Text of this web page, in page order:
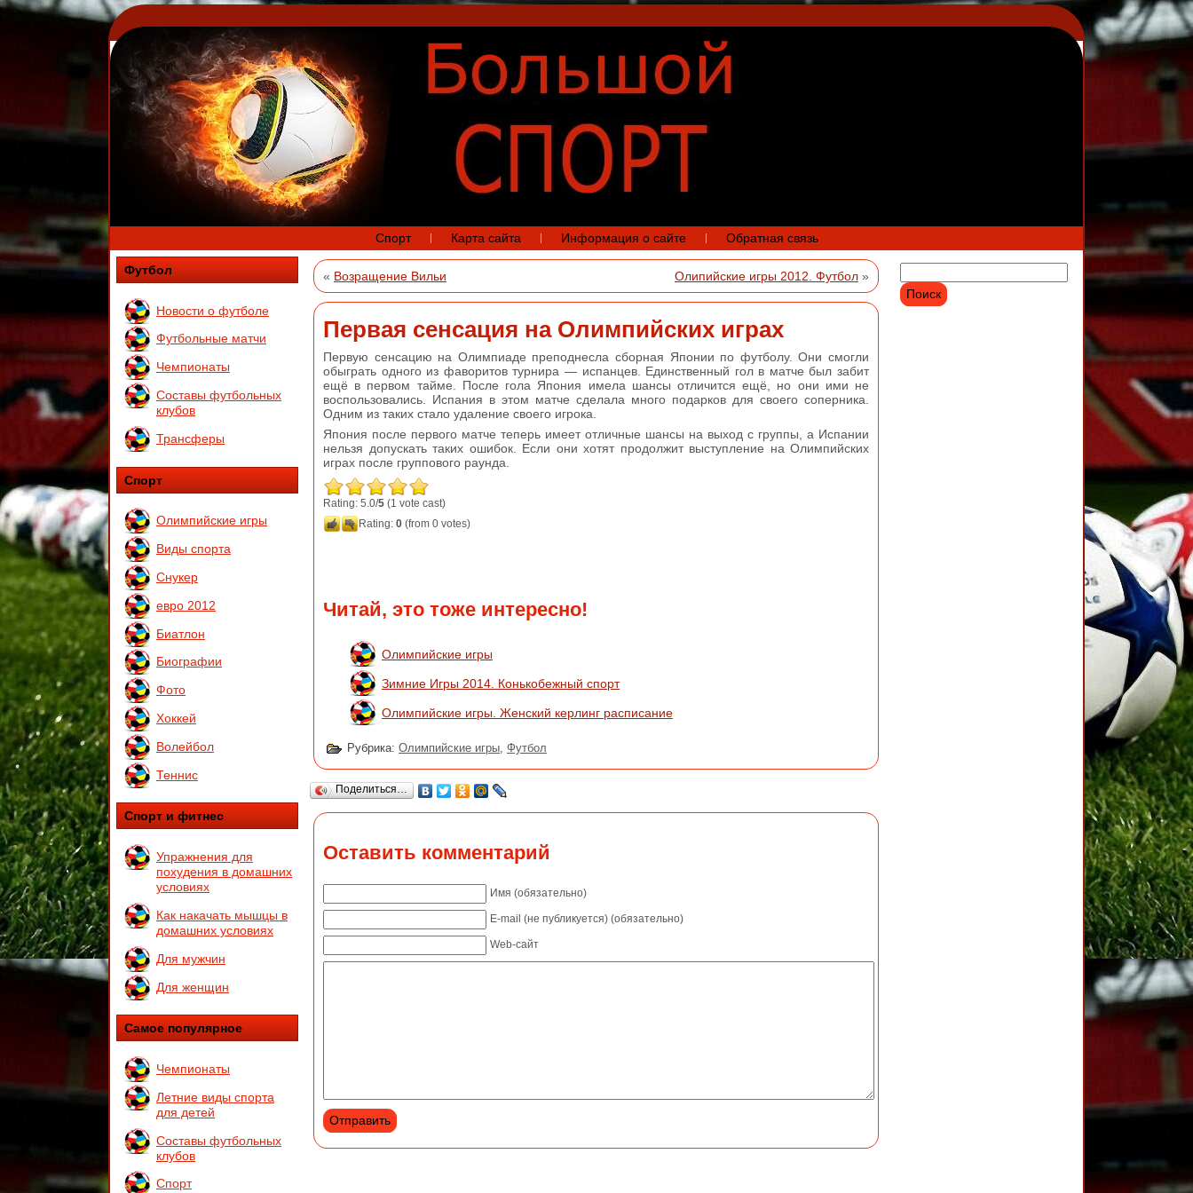
Спорт Карта сайта Информация о сайте Обратная связь
Футбол
Новости о футболе
Футбольные матчи
Чемпионаты
Составы футбольных
клубов
Трансферы
Спорт
Олимпийские игры
Виды спорта
Снукер
евро 2012
Биатлон
Биографии
Фото
Хоккей
Волейбол
Теннис
Спорт и фитнес
Упражнения для
похудения в домашних
условиях
Как накачать мышцы в
домашних условиях
Для мужчин
Для женщин
Самое популярное
Чемпионаты
Летние виды спорта
для детей
Составы футбольных
клубов
Спорт
« Возращение Вильи Олипийские игры 2012. Футбол »
Первая сенсация на Олимпийских играх
Первую сенсацию на Олимпиаде преподнесла сборная Японии по футболу. Они смогли
обыграть одного из фаворитов турнира — испанцев. Единственный гол в матче был забит
ещё в первом тайме. После гола Япония имела шансы отличится ещё, но они ими не
воспользовались. Испания в этом матче сделала много подарков для своего соперника.
Одним из таких стало удаление своего игрока.
Япония после первого матче теперь имеет отличные шансы на выход с группы, а Испании
нельзя допускать таких ошибок. Если они хотят продолжит выступление на Олимпийских
играх после группового раунда.
Rating: 5.0/5 (1 vote cast)
Rating: 0 (from 0 votes)
Читай, это тоже интересно!
Олимпийские игры
Зимние Игры 2014. Конькобежный спорт
Олимпийские игры. Женский керлинг расписание
Рубрика: Олимпийские игры Футбол
Поделиться…
Оставить комментарий
Имя (обязательно)
E-mail (не публикуется) (обязательно)
Web-сайт